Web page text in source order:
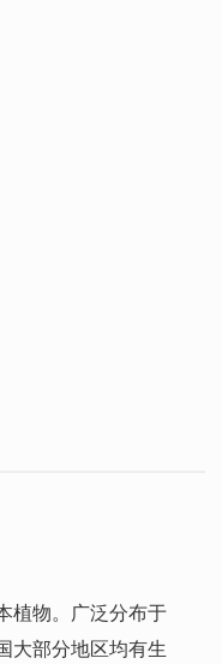
植物。广泛分布于
大部分地区均有生